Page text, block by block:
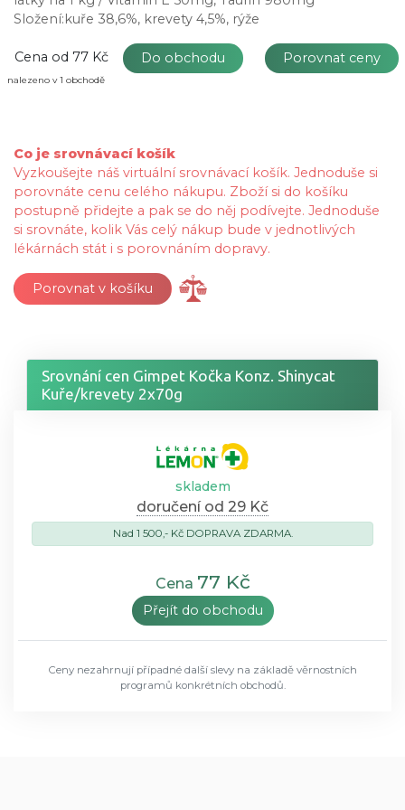
Složení:kuře 38,6%, krevety 4,5%, rýže
Cena od 77 Kč Do obchodu Porovnat ceny
nalezeno v 1 obchodě
Co je srovnávací košík
Vyzkoušejte náš virtuální srovnávací košík. Jednoduše si
porovnáte cenu celého nákupu. Zboží si do košíku
postupně přidejte a pak se do něj podívejte. Jednoduše
si srovnáte, kolik Vás celý nákup bude v jednotlivých
lékárnách stát i s porovnáním dopravy.
Porovnat v košíku
Srovnání cen Gimpet Kočka Konz. Shinycat
Kuře/krevety 2x70g
skladem
doručení od 29 Kč
Nad 1 500,- Kč DOPRAVA ZDARMA.
Cena 77 Kč
Přejít do obchodu
Ceny nezahrnují případné další slevy na základě věrnostních
programů konkrétních obchodů.